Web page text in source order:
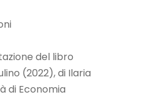
del libro
(2022), di Ilaria
di Economia